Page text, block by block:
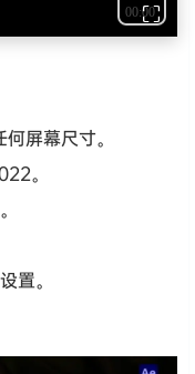
⛶
屏幕尺寸。
。
置。